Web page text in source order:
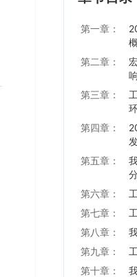
第一章：
第二章：
第三章：
第四章：
第五章：
第六章：
第七章：
第八章：
第九章：
第十章：